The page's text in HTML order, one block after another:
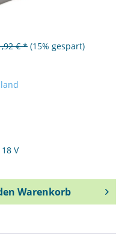
€ * (15% gespart)
V
Warenkorb